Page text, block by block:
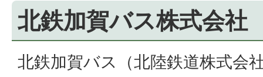
北鉄加賀バス株式会社
北鉄加賀バス（北陸鉄道株式会